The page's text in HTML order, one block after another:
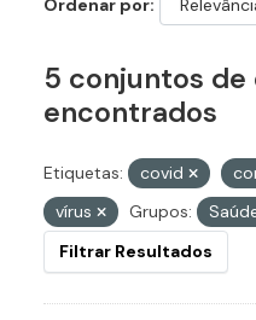
Ordenar por
5 conjuntos de
encontrados
Etiquetas: covid
vírus
Grupos:
Filtrar Resultados